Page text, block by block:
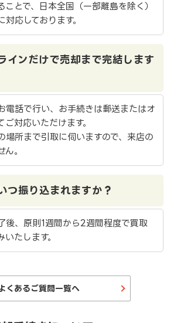
ことで、日本全国（一部離島を除く）
応しております。
インだけで売却まで完結します
電話で行い、お手続きは郵送またはオ
ご対応いただけます。
場所まで引取に伺いますので、来店の
。
つ振り込まれますか？
後、原則1週間から2週間程度で買取
たします。
くあるご質問一覧へ